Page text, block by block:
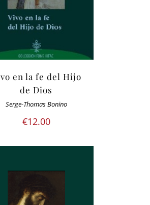
en la fe del Hijo
de Dios
Serge-Thomas Bonino
€12.00